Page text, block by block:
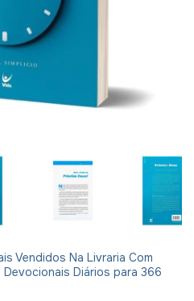
Vendidos Na Livraria Com
Diários para 366